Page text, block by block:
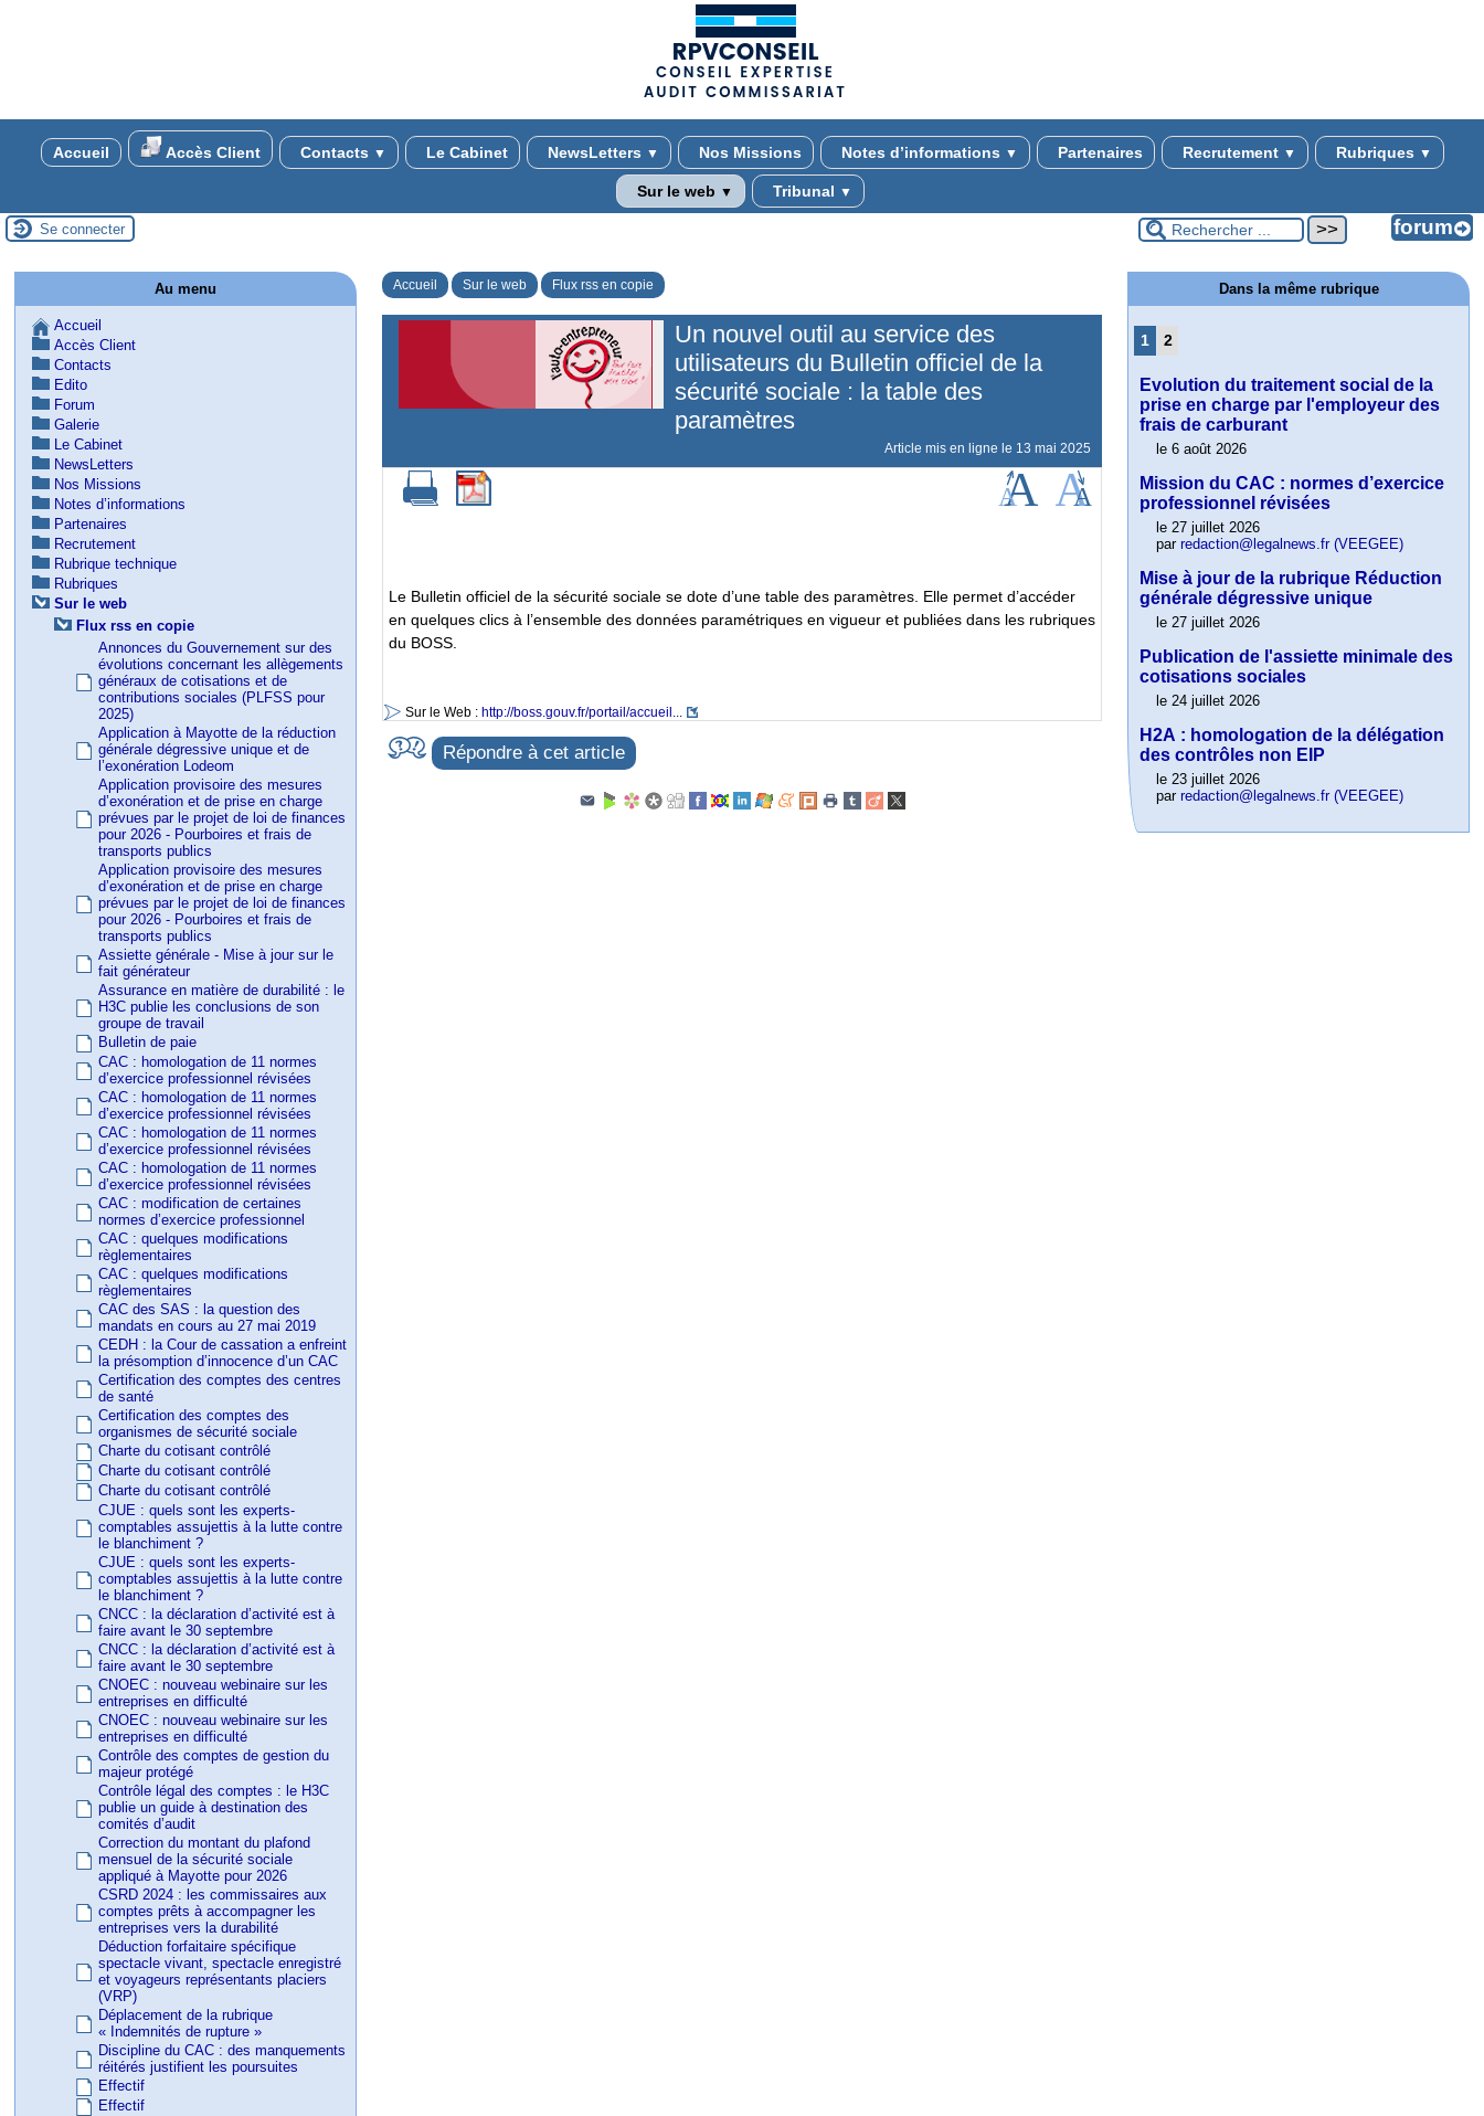
Accueil Accès Client Contacts ▼ Le Cabinet NewsLetters ▼ Nos Missions Notes d’informations ▼ Partenaires Recrutement ▼ Rubriques ▼
Sur le web ▼ Tribunal ▼
Se connecter
Accueil Sur le web Flux rss en copie
Un nouvel outil au service des
utilisateurs du Bulletin officiel de la
sécurité sociale : la table des
paramètres
Article mis en ligne le 13 mai 2025
Le Bulletin officiel de la sécurité sociale se dote d’une table des paramètres. Elle permet d’accéder
en quelques clics à l’ensemble des données paramétriques en vigueur et publiées dans les rubriques
du BOSS.
Sur le Web : http://boss.gouv.fr/portail/accueil...
Répondre à cet article
Au menu
Accueil
Accès Client
Contacts
Edito
Forum
Galerie
Le Cabinet
NewsLetters
Nos Missions
Notes d’informations
Partenaires
Recrutement
Rubrique technique
Rubriques
Sur le web
Flux rss en copie
Annonces du Gouvernement sur des
évolutions concernant les allègements
généraux de cotisations et de
contributions sociales (PLFSS pour
2025)
Application à Mayotte de la réduction
générale dégressive unique et de
l’exonération Lodeom
Application provisoire des mesures
d’exonération et de prise en charge
prévues par le projet de loi de finances
pour 2026 - Pourboires et frais de
transports publics
Application provisoire des mesures
d’exonération et de prise en charge
prévues par le projet de loi de finances
pour 2026 - Pourboires et frais de
transports publics
Assiette générale - Mise à jour sur le
fait générateur
Assurance en matière de durabilité : le
H3C publie les conclusions de son
groupe de travail
Bulletin de paie
CAC : homologation de 11 normes
d’exercice professionnel révisées
CAC : homologation de 11 normes
d’exercice professionnel révisées
CAC : homologation de 11 normes
d’exercice professionnel révisées
CAC : homologation de 11 normes
d’exercice professionnel révisées
CAC : modification de certaines
normes d’exercice professionnel
CAC : quelques modifications
règlementaires
CAC : quelques modifications
règlementaires
CAC des SAS : la question des
mandats en cours au 27 mai 2019
CEDH : la Cour de cassation a enfreint
la présomption d’innocence d’un CAC
Certification des comptes des centres
de santé
Certification des comptes des
organismes de sécurité sociale
Charte du cotisant contrôlé
Charte du cotisant contrôlé
Charte du cotisant contrôlé
CJUE : quels sont les experts-
comptables assujettis à la lutte contre
le blanchiment ?
CJUE : quels sont les experts-
comptables assujettis à la lutte contre
le blanchiment ?
CNCC : la déclaration d’activité est à
faire avant le 30 septembre
CNCC : la déclaration d’activité est à
faire avant le 30 septembre
CNOEC : nouveau webinaire sur les
entreprises en difficulté
CNOEC : nouveau webinaire sur les
entreprises en difficulté
Contrôle des comptes de gestion du
majeur protégé
Contrôle légal des comptes : le H3C
publie un guide à destination des
comités d’audit
Correction du montant du plafond
mensuel de la sécurité sociale
appliqué à Mayotte pour 2026
CSRD 2024 : les commissaires aux
comptes prêts à accompagner les
entreprises vers la durabilité
Déduction forfaitaire spécifique
spectacle vivant, spectacle enregistré
et voyageurs représentants placiers
(VRP)
Déplacement de la rubrique
« Indemnités de rupture »
Discipline du CAC : des manquements
réitérés justifient les poursuites
Effectif
Effectif
Dans la même rubrique
1 2
Evolution du traitement social de la
prise en charge par l'employeur des
frais de carburant
le 6 août 2026
Mission du CAC : normes d’exercice
professionnel révisées
le 27 juillet 2026
parredaction@legalnews.fr (VEEGEE)
Mise à jour de la rubrique Réduction
générale dégressive unique
le 27 juillet 2026
Publication de l'assiette minimale des
cotisations sociales
le 24 juillet 2026
H2A : homologation de la délégation
des contrôles non EIP
le 23 juillet 2026
parredaction@legalnews.fr (VEEGEE)